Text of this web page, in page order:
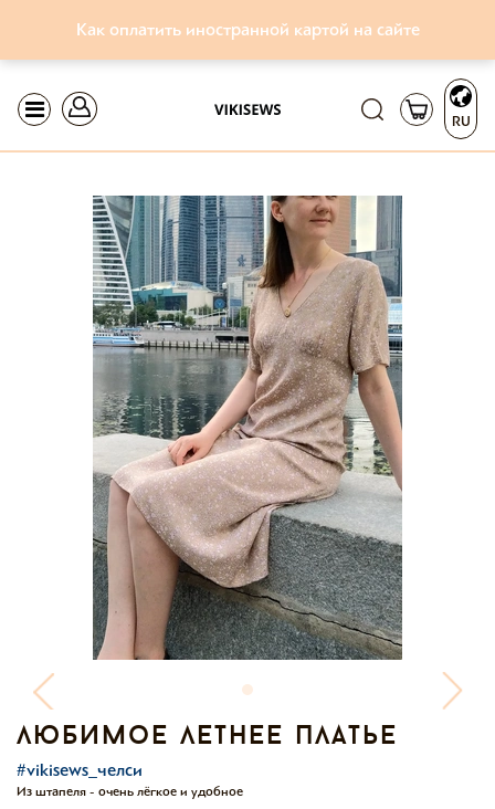
Как оплатить иностранной картой на сайте
RU
любимое летнее платье
#vikisews_челси
Из штапеля - очень лёгкое и удобное